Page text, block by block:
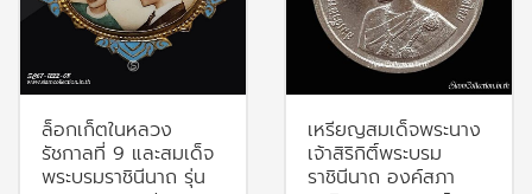
ล็อกเก็ตในหลวง
รัชกาลที่ 9 และสมเด็จ
พระบรมราชินีนาถ รุ่น
เหรียญสมเด็จพระนาง
เจ้าสิริกิติ์พระบรม
ราชินีนาถ องค์สภา